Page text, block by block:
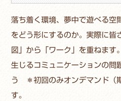
落ち着く環境、夢中で遊べる空
をどう形にするのか。実際に皆
図」から「ワーク」を重ねます
生じるコミュニケーションの問
う ＊初回のみオンデマンド（
す。